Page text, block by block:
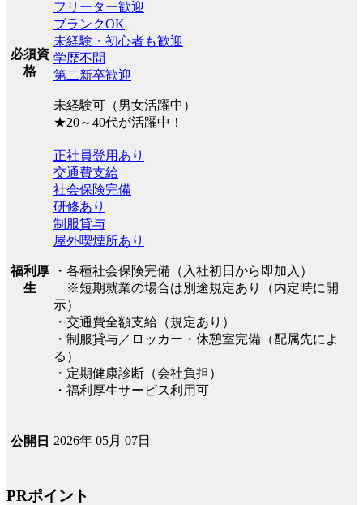
必須資
格
フリーター歓迎
ブランクOK
未経験・初心者も歓迎
学歴不問
第二新卒歓迎
未経験可（男女活躍中）
★20～40代が活躍中！
福利厚
生
正社員登用あり
交通費支給
社会保険完備
研修あり
制服貸与
屋外喫煙所あり
・各種社会保険完備（入社初日から即加入）
※短期就業の場合は別途規定あり（内定時に開
示）
・交通費全額支給（規定あり）
・制服貸与／ロッカー・休憩室完備（配属先によ
る）
・定期健康診断（会社負担）
・福利厚生サービス利用可
公開日 2026年 05月 07日
PRポイント